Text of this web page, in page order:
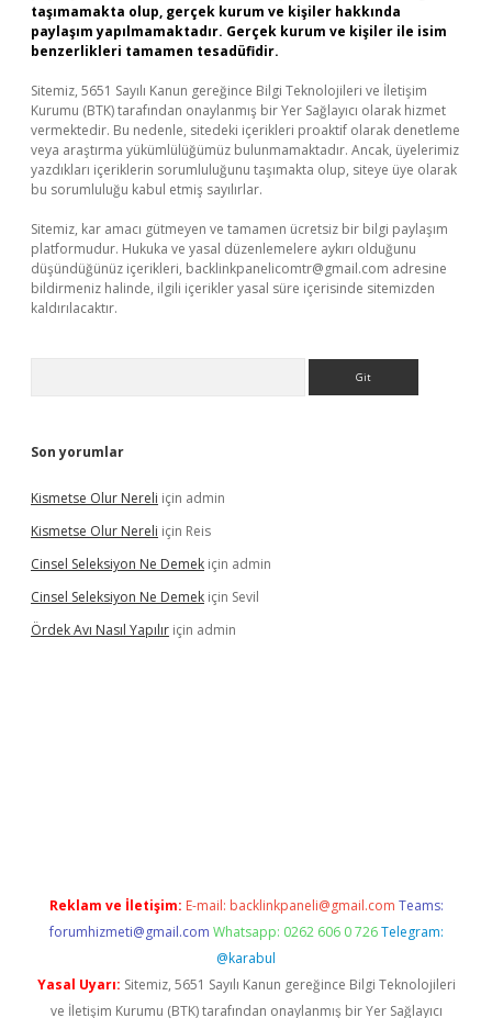
taşımamakta olup, gerçek kurum ve kişiler hakkında
paylaşım yapılmamaktadır. Gerçek kurum ve kişiler ile isim
benzerlikleri tamamen tesadüfidir.
Sitemiz, 5651 Sayılı Kanun gereğince Bilgi Teknolojileri ve İletişim
Kurumu (BTK) tarafından onaylanmış bir Yer Sağlayıcı olarak hizmet
vermektedir. Bu nedenle, sitedeki içerikleri proaktif olarak denetleme
veya araştırma yükümlülüğümüz bulunmamaktadır. Ancak, üyelerimiz
yazdıkları içeriklerin sorumluluğunu taşımakta olup, siteye üye olarak
bu sorumluluğu kabul etmiş sayılırlar.
Sitemiz, kar amacı gütmeyen ve tamamen ücretsiz bir bilgi paylaşım
platformudur. Hukuka ve yasal düzenlemelere aykırı olduğunu
düşündüğünüz içerikleri, backlinkpanelicomtr@gmail.com adresine
bildirmeniz halinde, ilgili içerikler yasal süre içerisinde sitemizden
kaldırılacaktır.
Son yorumlar
Kismetse Olur Nereli için admin
Kismetse Olur Nereli için Reis
Cinsel Seleksiyon Ne Demek için admin
Cinsel Seleksiyon Ne Demek için Sevil
Ördek Avı Nasıl Yapılır için admin
Reklam ve İletişim: E-mail: backlinkpaneli@gmail.com Teams:
forumhizmeti@gmail.com Whatsapp: 0262 606 0 726 Telegram:
@karabul
Yasal Uyarı: Sitemiz, 5651 Sayılı Kanun gereğince Bilgi Teknolojileri
ve İletişim Kurumu (BTK) tarafından onaylanmış bir Yer Sağlayıcı